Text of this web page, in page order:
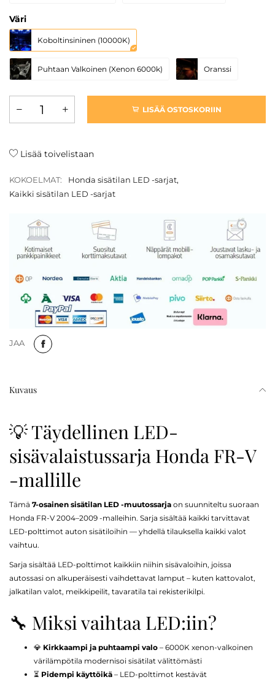
Väri
Koboltinsininen (10000K)
Puhtaan Valkoinen (Xenon 6000k) Oranssi
LISÄÄ OSTOSKORIIN
Lisää toivelistaan
KOKOELMAT: Honda sisätilan LED -sarjat,
Kaikki sisätilan LED -sarjat
JAA
Kuvaus
💡 Täydellinen LED-
sisävalaistussarja Honda FR-V
-mallille
Tämä 7-osainen sisätilan LED -muutossarja on suunniteltu suoraan
Honda FR-V 2004–2009 -malleihin. Sarja sisältää kaikki tarvittavat
LED-polttimot auton sisätiloihin — yhdellä tilauksella kaikki valot
vaihtuu.
Sarja sisältää LED-polttimot kaikkiin niihin sisävaloihin, joissa
autossasi on alkuperäisesti vaihdettavat lamput – kuten kattovalot,
jalkatilan valot, meikkipeilit, tavaratila tai rekisterikilpi.
🔧 Miksi vaihtaa LED:iin?
💎 Kirkkaampi ja puhtaampi valo – 6000K xenon-valkoinen
värilämpötila modernisoi sisätilat välittömästi
⏳ Pidempi käyttöikä – LED-polttimot kestävät